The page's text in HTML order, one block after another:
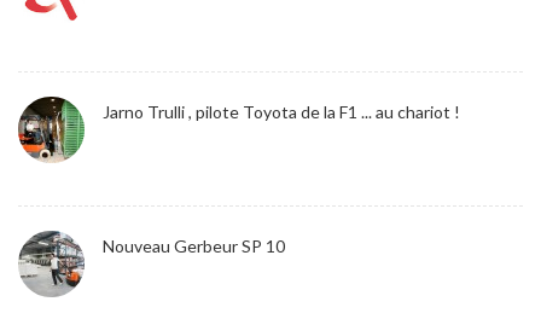
Jarno Trulli , pilote Toyota de la F1 ... au chariot !
Nouveau Gerbeur SP 10